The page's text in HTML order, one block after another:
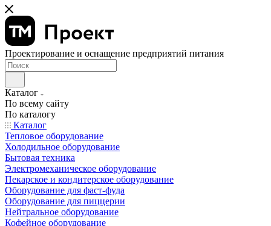
Проектирование и оснащение предприятий питания
Каталог
По всему сайту
По каталогу
Каталог
Тепловое оборудование
Холодильное оборудование
Бытовая техника
Электромеханическое оборудование
Пекарское и кондитерское оборудование
Оборудование для фаст-фуда
Оборудование для пиццерии
Нейтральное оборудование
Кофейное оборудование